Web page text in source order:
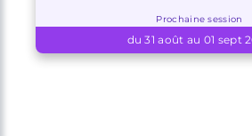
Prochaine session
du 31 août au 01 sept